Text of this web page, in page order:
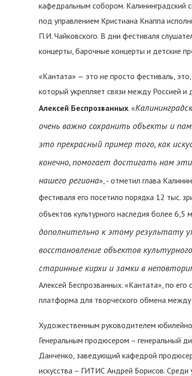
кафедральным собором. Калининградский
под управлением Кристиана Кнаппа
П.И. Чайковского. В дни фестиваля
концерты, барочные концерты и детские
«Кантата» — это не просто фестиваль,
который укрепляет связи между Россией и
Алексей Беспрозванных. «
очень важно сохранить объекты и
это прекрасный пример того, как
конечно, помогает достигать нам
нашего региона», - отметил глава
фестиваля его посетило порядка 12 тыс.
объектов культурного наследия более 6,5
дополнительно к этому результату
восстановление объектов
старинные кирхи и замки в
Алексей Беспрозванных. «Кантата», по
платформа для творческого обмена
Художественным руководителем
Генеральным продюсером – генеральный
Данченко, заведующий кафедрой
искусства – ГИТИС Андрей Борисов. Среди